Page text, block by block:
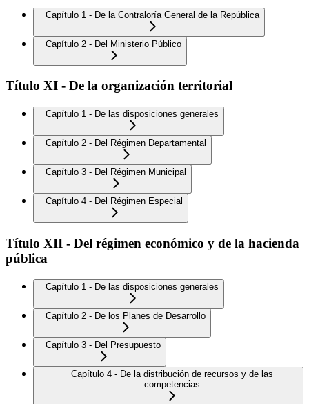
Capítulo 1 - De la Contraloría General de la República
Capítulo 2 - Del Ministerio Público
Título XI - De la organización territorial
Capítulo 1 - De las disposiciones generales
Capítulo 2 - Del Régimen Departamental
Capítulo 3 - Del Régimen Municipal
Capítulo 4 - Del Régimen Especial
Título XII - Del régimen económico y de la hacienda
pública
Capítulo 1 - De las disposiciones generales
Capítulo 2 - De los Planes de Desarrollo
Capítulo 3 - Del Presupuesto
Capítulo 4 - De la distribución de recursos y de las
competencias